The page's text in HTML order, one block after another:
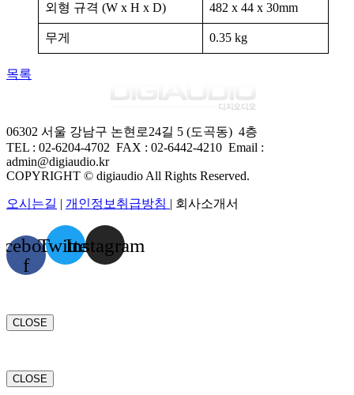
외형 규격 (W x H x D) 482 x 44 x 30mm
무게 0.35 kg
목록
06302 서울 강남구 논현로24길 5 (도곡동) 4층
TEL : 02-6204-4702 FAX : 02-6442-4210 Email :
admin@digiaudio.kr
COPYRIGHT © digiaudio All Rights Reserved.
오시는길 | 개인정보취급방침 | 회사소개서
f
TwitterInstagram
CLOSE
CLOSE